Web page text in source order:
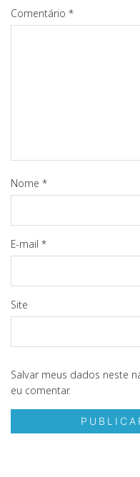
Comentário *
Nome *
E-mail *
Site
Salvar meus dados neste
eu comentar.